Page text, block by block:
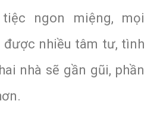
ngon miệng, mọi
nhiều tâm tư, tình
nhà sẽ gần gũi, phần